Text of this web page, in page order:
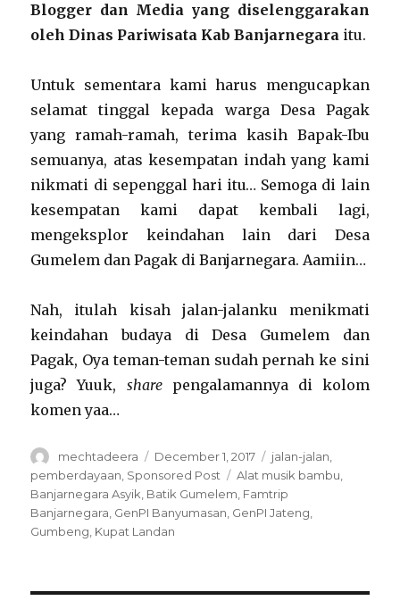
Blogger dan Media yang diselenggarakan
oleh Dinas Pariwisata Kab Banjarnegara itu.
Untuk sementara kami harus mengucapkan
selamat tinggal kepada warga Desa Pagak
yang ramah-ramah, terima kasih Bapak-Ibu
semuanya, atas kesempatan indah yang kami
nikmati di sepenggal hari itu… Semoga di lain
kesempatan kami dapat kembali lagi,
mengeksplor keindahan lain dari Desa
Gumelem dan Pagak di Banjarnegara. Aamiin…
Nah, itulah kisah jalan-jalanku menikmati
keindahan budaya di Desa Gumelem dan
Pagak, Oya teman-teman sudah pernah ke sini
juga? Yuuk, sharepengalamannya di kolom
komen yaa…
Author
mechtadeera
Posted
on
December 1, 2017 Categories
jalan-jalan
pemberdayaan Sponsored Post Tags
Alat musik bambu
Banjarnegara Asyik Batik Gumelem Famtrip
Banjarnegara GenPI Banyumasan GenPI Jateng
Gumbeng Kupat Landan